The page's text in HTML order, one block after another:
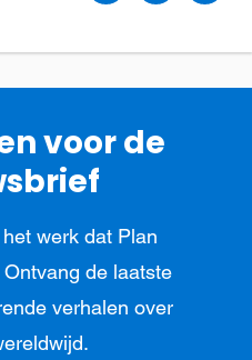
voor de
werk dat Plan
de laatste
verhalen over